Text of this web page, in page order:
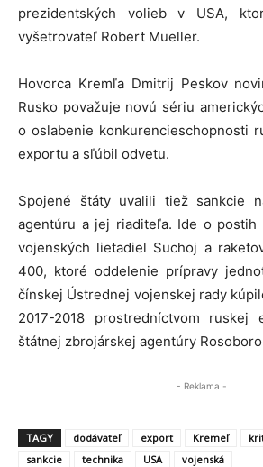
prezidentských volieb v USA,
vyšetrovateľ Robert Mueller.
Hovorca Kremľa Dmitrij Peskov
Rusko považuje novú sériu
o oslabenie konkurencieschopnosti
exportu a sľúbil odvetu.
Spojené štáty uvalili tiež sankcie
agentúru a jej riaditeľa. Ide o postih
vojenských lietadiel Suchoj a
400, ktoré oddelenie prípravy
čínskej Ústrednej vojenskej rady
2017-2018 prostredníctvom ruskej
štátnej zbrojárskej agentúry
- Reklama -
TAGY dodávateľ export Kremeľ
sankcie
technika USA vojenská